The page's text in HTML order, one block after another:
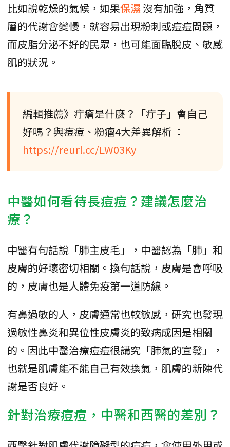
比如說乾燥的氣候，如果保濕沒有加強，角質
層的代謝會變慢，就容易出現粉刺或痘痘問題，
而皮脂分泌不好的民眾，也可能面臨脫皮、敏感
肌的狀況。
編輯推薦》疔瘡是什麼？「疔子」會自己
好嗎？與痘痘、粉瘤4大差異解析 ：
https://reurl.cc/LW03Ky
中醫如何看待長痘痘？建議怎麼治
療？
中醫有句話說「肺主皮毛」，中醫認為「肺」和
皮膚的好壞密切相關。換句話說，皮膚是會呼吸
的，皮膚也是人體免疫第一道防線。
有鼻過敏的人，皮膚通常也較敏感，研究也發現
過敏性鼻炎和異位性皮膚炎的致病成因是相關
的。因此中醫治療痘痘很講究「肺氣的宣發」，
也就是肌膚能不能自己有效換氣，肌膚的新陳代
謝是否良好。
針對治療痘痘，中醫和西醫的差別？